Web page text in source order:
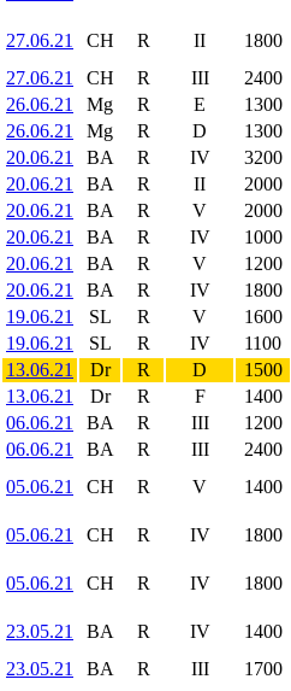
27.06.21 CH R II 1800
27.06.21
CH R III 2400
26.06.21
Mg R E 1300
26.06.21
Mg R D 1300
20.06.21
BA R IV 3200
20.06.21
BA R II 2000
20.06.21
BA R V 2000
20.06.21
BA R IV 1000
20.06.21
BA R V 1200
20.06.21
BA R IV 1800
19.06.21
SL R V 1600
19.06.21
SL R IV 1100
13.06.21
Dr R D 1500
13.06.21
Dr R F 1400
06.06.21
BA R III 1200
06.06.21
BA R III 2400
05.06.21
CH R V 1400
05.06.21 CH R IV 1800
05.06.21 CH R IV 1800
23.05.21 BA R IV 1400
23.05.21
BA R III 1700